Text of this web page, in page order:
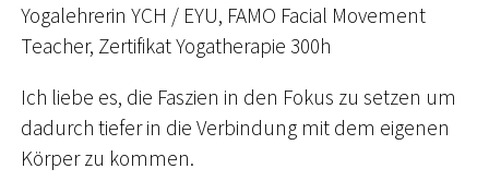
Yogalehrerin YCH / EYU, FAMO Facial Movement
Teacher, Zertifikat Yogatherapie 300h
Ich liebe es, die Faszien in den Fokus zu setzen um
dadurch tiefer in die Verbindung mit dem eigenen
Körper zu kommen.